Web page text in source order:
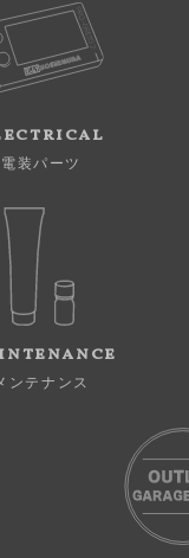
電装パーツ
ンテナンス